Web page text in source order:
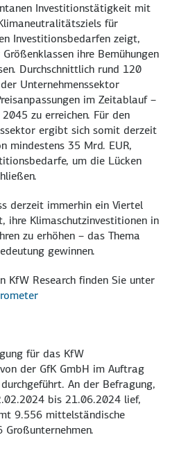
Investitionstätigkeit mit
für
Investitionsbedarfen zeigt,
ihre Bemühungen
Durchschnittlich rund 120
Unternehmenssektor
im Zeitablauf –
zu erreichen. Für den
ergibt sich somit derzeit
mindestens 35 Mrd. EUR,
um die Lücken
derzeit immerhin ein Viertel
ihre Klimaschutzinvestitionen in
zu erhöhen – das Thema
gewinnen.
KfW Research finden Sie unter
für das KfW
der GfK GmbH im Auftrag
An der Befragung,
bis 21.06.2024 lief,
9.556 mittelständische